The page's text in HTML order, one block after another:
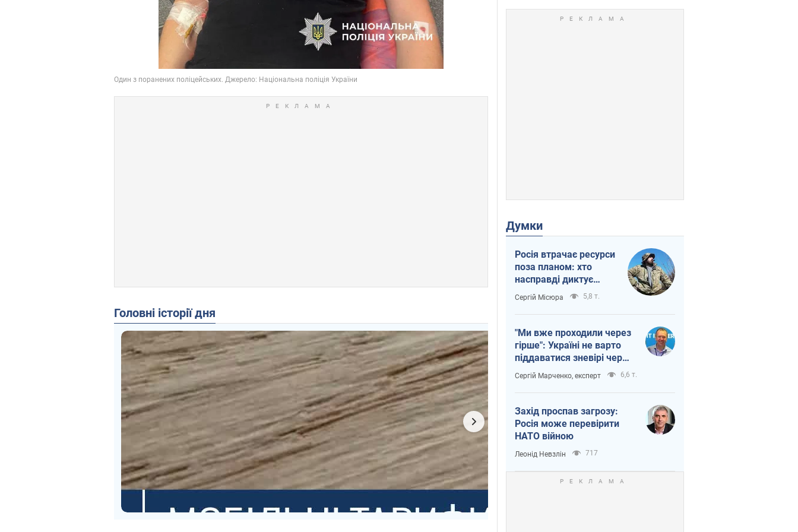
Головні історії дня
Думки
Росія втрачає ресурси
поза планом: хто
насправді диктує
темп війни
Сергій Місюра 5,8 т.
"Ми вже проходили через
гірше": Україні не варто
піддаватися зневірі через
ракетний терор
Сергій Марченко, експерт 6,6 т.
Захід проспав загрозу:
Росія може перевірити
НАТО війною
Леонід Невзлін 717